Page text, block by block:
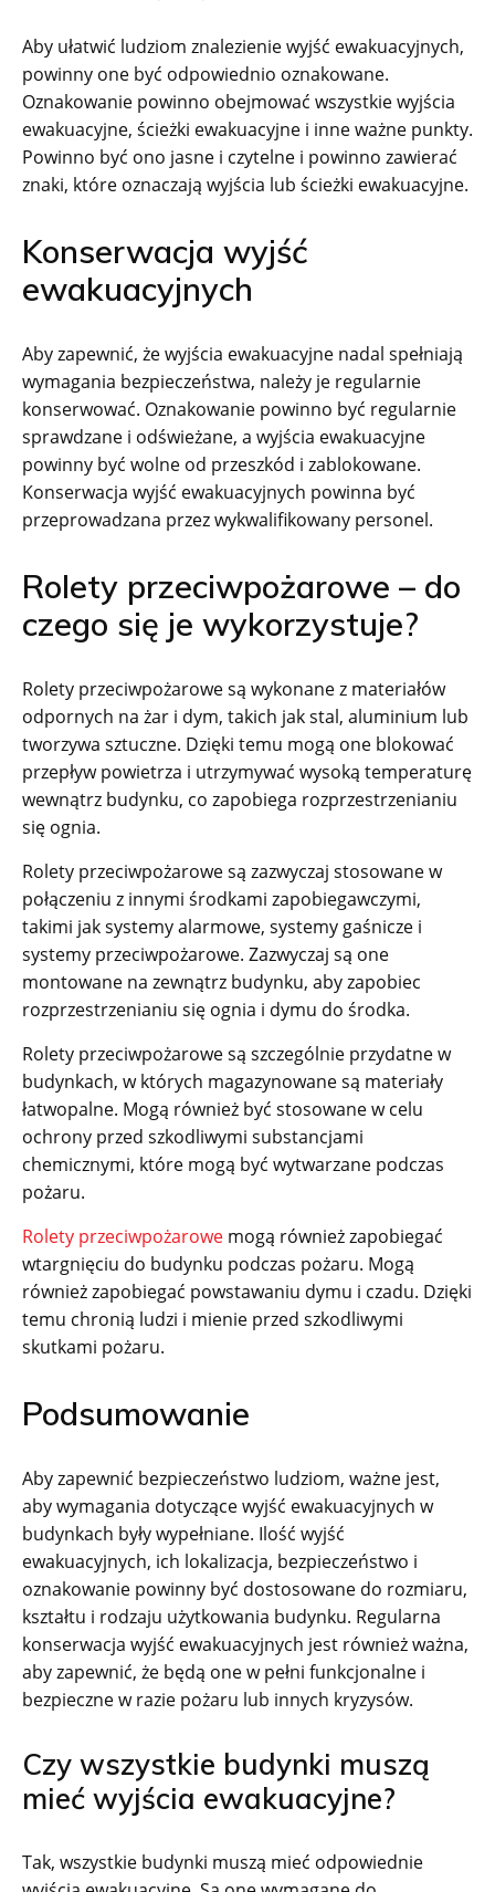
Aby ułatwić ludziom znalezienie wyjść ewakuacyjnych,
powinny one być odpowiednio oznakowane.
Oznakowanie powinno obejmować wszystkie wyjścia
ewakuacyjne, ścieżki ewakuacyjne i inne ważne punkty.
Powinno być ono jasne i czytelne i powinno zawierać
znaki, które oznaczają wyjścia lub ścieżki ewakuacyjne.
Konserwacja wyjść
ewakuacyjnych
Aby zapewnić, że wyjścia ewakuacyjne nadal spełniają
wymagania bezpieczeństwa, należy je regularnie
konserwować. Oznakowanie powinno być regularnie
sprawdzane i odświeżane, a wyjścia ewakuacyjne
powinny być wolne od przeszkód i zablokowane.
Konserwacja wyjść ewakuacyjnych powinna być
przeprowadzana przez wykwalifikowany personel.
Rolety przeciwpożarowe – do
czego się je wykorzystuje?
Rolety przeciwpożarowe są wykonane z materiałów
odpornych na żar i dym, takich jak stal, aluminium lub
tworzywa sztuczne. Dzięki temu mogą one blokować
przepływ powietrza i utrzymywać wysoką temperaturę
wewnątrz budynku, co zapobiega rozprzestrzenianiu
się ognia.
Rolety przeciwpożarowe są zazwyczaj stosowane w
połączeniu z innymi środkami zapobiegawczymi,
takimi jak systemy alarmowe, systemy gaśnicze i
systemy przeciwpożarowe. Zazwyczaj są one
montowane na zewnątrz budynku, aby zapobiec
rozprzestrzenianiu się ognia i dymu do środka.
Rolety przeciwpożarowe są szczególnie przydatne w
budynkach, w których magazynowane są materiały
łatwopalne. Mogą również być stosowane w celu
ochrony przed szkodliwymi substancjami
chemicznymi, które mogą być wytwarzane podczas
pożaru.
Rolety przeciwpożarowe mogą również zapobiegać
wtargnięciu do budynku podczas pożaru. Mogą
również zapobiegać powstawaniu dymu i czadu. Dzięki
temu chronią ludzi i mienie przed szkodliwymi
skutkami pożaru.
Podsumowanie
Aby zapewnić bezpieczeństwo ludziom, ważne jest,
aby wymagania dotyczące wyjść ewakuacyjnych w
budynkach były wypełniane. Ilość wyjść
ewakuacyjnych, ich lokalizacja, bezpieczeństwo i
oznakowanie powinny być dostosowane do rozmiaru,
kształtu i rodzaju użytkowania budynku. Regularna
konserwacja wyjść ewakuacyjnych jest również ważna,
aby zapewnić, że będą one w pełni funkcjonalne i
bezpieczne w razie pożaru lub innych kryzysów.
Czy wszystkie budynki muszą
mieć wyjścia ewakuacyjne?
Tak, wszystkie budynki muszą mieć odpowiednie